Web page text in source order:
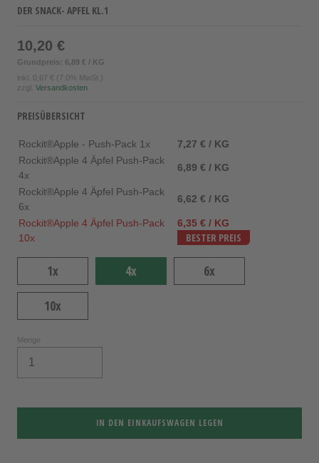
DER SNACK- APFEL KL.1
10,20 €
Grundpreis: 6,89 € / KG
inkl. 0,67 € (7.0% MwSt.)
zzgl. Versandkosten
PREISÜBERSICHT
Rockit®Apple - Push-Pack 1x
7,27 € / KG
Rockit®Apple 4 Äpfel Push-Pack
4x
6,89 € / KG
Rockit®Apple 4 Äpfel Push-Pack
6x
6,62 € / KG
Rockit®Apple 4 Äpfel Push-Pack
10x
6,35 € / KG
BESTER PREIS
1x 4x 6x
10x
Menge
IN DEN EINKAUFSWAGEN LEGEN